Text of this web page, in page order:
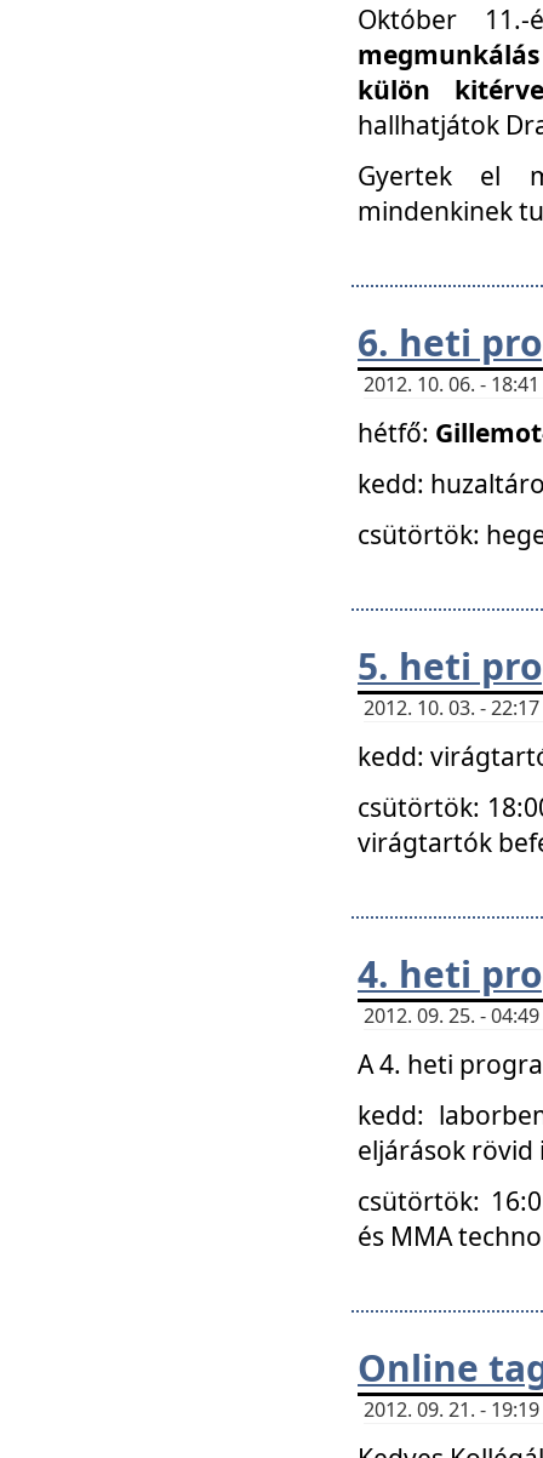
Október
külön
hallhatjátok
Gyertek el
mindenkinek
6. heti
2012. 10. 06. -
hétfő:
kedd:
csütörtök:
5. heti
2012. 10. 03. -
kedd:
csütörtök:
virágtartók
4. heti
2012. 09. 25. -
A 4. heti
kedd:
eljárások
csütörtök:
és MMA
Online
2012. 09. 21. -